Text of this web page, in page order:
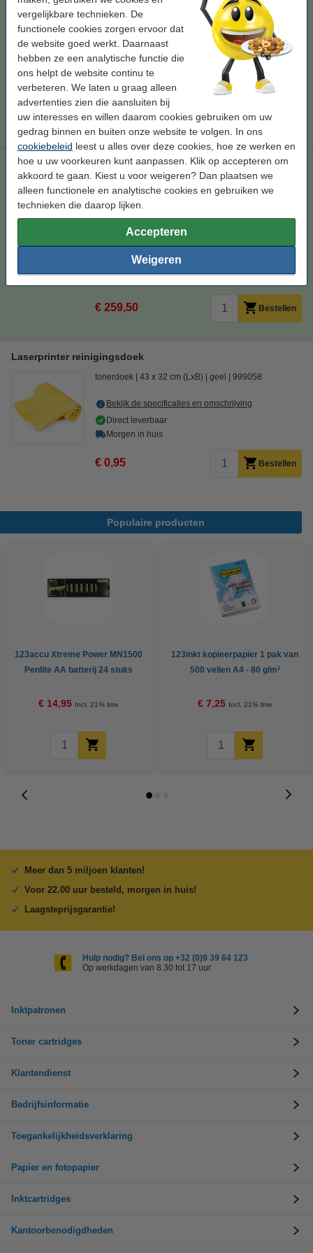
vergelijkbare technieken. De
functionele cookies zorgen ervoor dat
de website goed werkt. Daarnaast
hebben ze een analytische functie die
ons helpt de website continu te
verbeteren. We laten u graag alleen
advertenties zien die aansluiten bij
uw interesses en willen daarom cookies gebruiken om uw
gedrag binnen en buiten onze website te volgen. In ons
cookiebeleid leest u alles over deze cookies, hoe ze werken en
hoe u uw voorkeuren kunt aanpassen. Klik op accepteren om
akkoord te gaan. Kiest u voor weigeren? Dan plaatsen we
alleen functionele en analytische cookies en gebruiken we
technieken die daarop lijken.
Accepteren
Weigeren
Bekijk de specificaties en omschrijving
Bespaar bijna55%op uw afdrukkosten
Direct leverbaar
Morgen in huis
€ 0,019
€ 74,50 Bestellen
Aanbieding: 123inkt huismerk vervangt Brother TN-326 BK /
C / M / Y zwart + 3 kleuren
zwart (1x) en kleur (3x)
Direct leverbaar
Morgen in huis
Per pagina € 0,016
€ 259,50 Bestellen
Laserprinter reinigingsdoek
tonerdoek 43 x 32 cm (LxB) geel 999058
Bekijk de specificaties en omschrijving
Direct leverbaar
Morgen in huis
€ 0,95 Bestellen
Populaire producten
123accu Xtreme Power MN1500
Penlite AA batterij 24 stuks
€ 14,95 Incl. 21% btw
123inkt kopieerpapier 1 pak van
500 vellen A4 - 80 g/m²
€ 7,25 Incl. 21% btw
Meer dan 5 miljoen klanten!
Voor 22.00 uur besteld, morgen in huis!
Laagsteprijsgarantie!
Hulp nodig? Bel ons op +32 (0)9 39 64 123
Op werkdagen van 8.30 tot 17 uur
Inktpatronen
Toner cartridges
Klantendienst
Bedrijfsinformatie
Toegankelijkheidsverklaring
Papier en fotopapier
Inktcartridges
Kantoorbenodigdheden